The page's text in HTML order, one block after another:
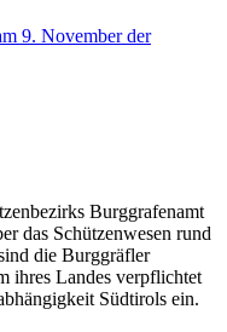
9. November der
Burggrafenamt
das Schützenwesen rund
die Burggräfler
ihres Landes verpflichtet
Südtirols ein.